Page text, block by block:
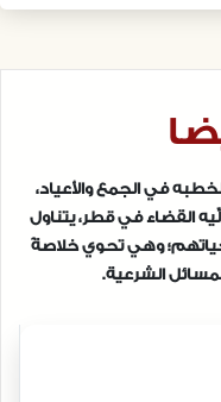
في الجمع والأعياد،
القضاء في قطر، يتناول
وهي تحوي خلاصةً
الشرعية.